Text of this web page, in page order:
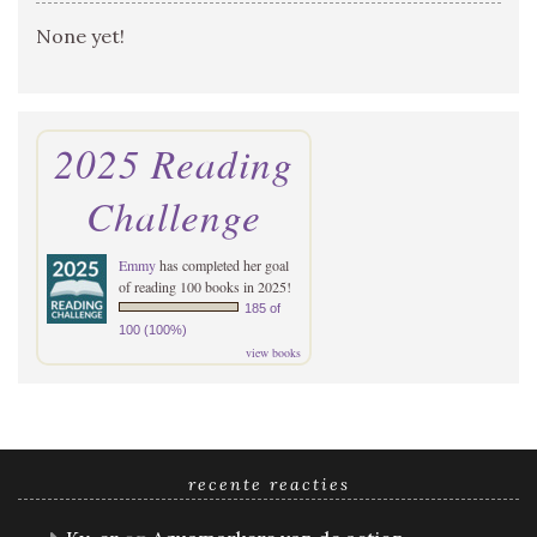
None yet!
2025 Reading
Challenge
Emmyhas completed her goal
of reading 100 books in 2025!
185 of
100 (100%)
view books
recente reacties